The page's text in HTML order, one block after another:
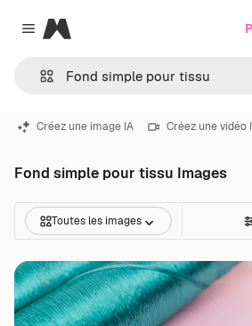
Close menu
Magnific
Créez une image IA Créez une vidéo
Fond simple pour tissu Images
Toutes les images